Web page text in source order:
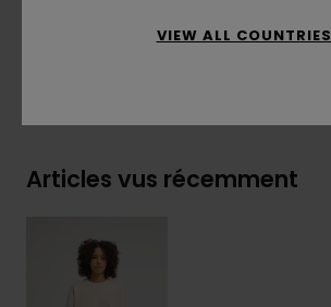
Articles vus récemment
VIEW ALL COUNTRIES